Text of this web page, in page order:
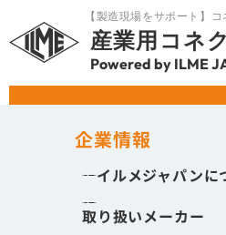
【製造現場をサポート】
産業用コネ
Powered by ILME
製品を探す
角型コネクタ
丸型コネクタ
企業情報
イルメジャパンに
取り扱いメーカー